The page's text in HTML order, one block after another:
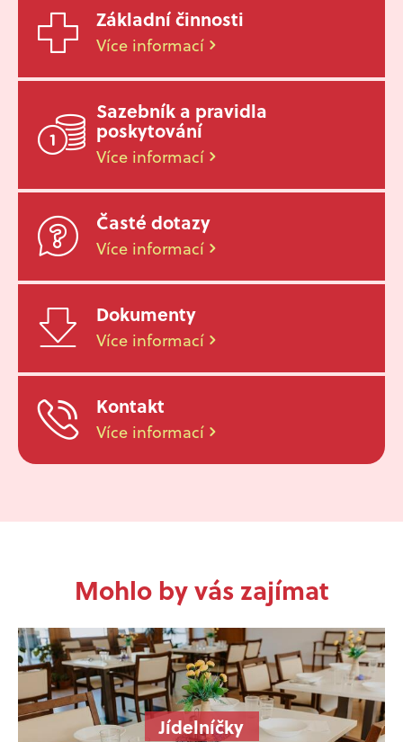
Základní činnosti
Více informací
Sazebník a pravidla
poskytování
Více informací
Časté dotazy
Více informací
Dokumenty
Více informací
Kontakt
Více informací
Mohlo by vás zajímat
Jídelníčky